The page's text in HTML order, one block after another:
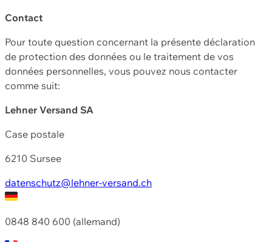
Contact
Pour toute question concernant la présente déclaration
de protection des données ou le traitement de vos
données personnelles, vous pouvez nous contacter
comme suit:
Lehner Versand SA
Case postale
6210 Sursee
datenschutz@lehner-versand.ch
0848 840 600 (allemand)